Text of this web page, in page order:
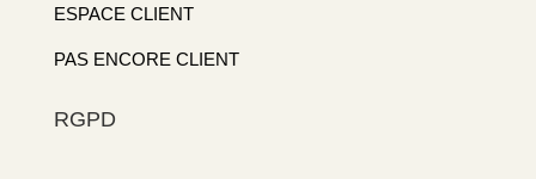
ESPACE CLIENT
PAS ENCORE CLIENT
RGPD